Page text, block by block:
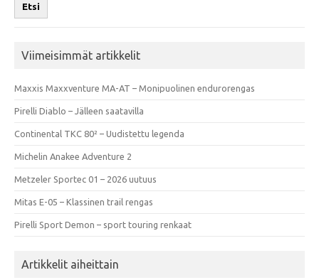
Etsi
Viimeisimmät artikkelit
Maxxis Maxxventure MA-AT – Monipuolinen endurorengas
Pirelli Diablo – Jälleen saatavilla
Continental TKC 80² – Uudistettu legenda
Michelin Anakee Adventure 2
Metzeler Sportec 01 – 2026 uutuus
Mitas E-05 – Klassinen trail rengas
Pirelli Sport Demon – sport touring renkaat
Artikkelit aiheittain